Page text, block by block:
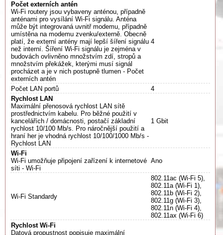
Počet externích antén
Wi-Fi routery jsou vybaveny anténou, případně
anténami pro vysílání Wi-Fi signálu. Anténa
může být integrovaná uvnitř modemu, případně
umístěna na modemu zvenku/externě. Obecně
platí, že externí antény mají lepší šíření signálu
než interní. Šíření Wi-Fi signálu je zejména v
budovách ovlivněno množstvím zdí, stropů a
množstvím překážek, kterými musí signál
procházet a je v nich postupně tlumen - Počet
externích antén
4
Počet LAN portů
4
Rychlost LAN
Maximální přenosová rychlost LAN sítě
prostřednictvím kabelu. Pro běžné použití v
kancelářích / domácnosti, postačí základní
rychlost 10/100 Mb/s. Pro náročnější použití a
hraní her je vhodná rychlost 10/100/1000 Mb/s -
Rychlost LAN
1 Gbit
Wi-Fi
Wi-Fi umožňuje připojení zařízení k internetové
síti - Wi-Fi
Ano
Wi-Fi Standardy
802.11ac (Wi-Fi 5),
802.11a (Wi-Fi 1),
802.11b (Wi-Fi 2),
802.11g (Wi-Fi 3),
802.11n (Wi-Fi 4),
802.11ax (Wi-Fi 6)
Rychlost Wi-Fi
Datová propustnost popisuje maximální